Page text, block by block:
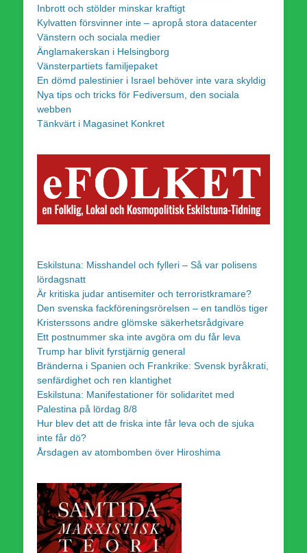
Inbrott och stölder minskar kraftigt
Kylvatten försvinner inte – apropå stora datacenter
Vänstern och sociala medier
Änglamakerskan i Helsingborg
Vänsterpartiets familjepaket
En dömd palestinier i Israel behöver inte vara skyldig
Nya tips och tricks för Fediversum, den sociala
webben
Tänkvärt i Magasinet Konkret
Eskilstuna: Misshandel och fylleri – Så var polisens
lördagsnatt
Är kritiska judar antisemiter och terroristkramare?
Den svenska fackföreningsrörelsen – en tandlös tiger
Kristerssons andre glömske säkerhetsrådgivare
Ett postnummer ska inte avgöra om du får leva
Trump har blivit fyrstjärnig general
Bränderna i Spanien och Frankrike: Svensk byråkrati,
senfärdighet och ren klantighet
Eskilstuna: Manifestationer för solidaritet med
Palestina på lördag 8/8
Hur blev det att de friska inte får leva och de sjuka
inte får dö?
Årsdagen av atombomben över Hiroshima